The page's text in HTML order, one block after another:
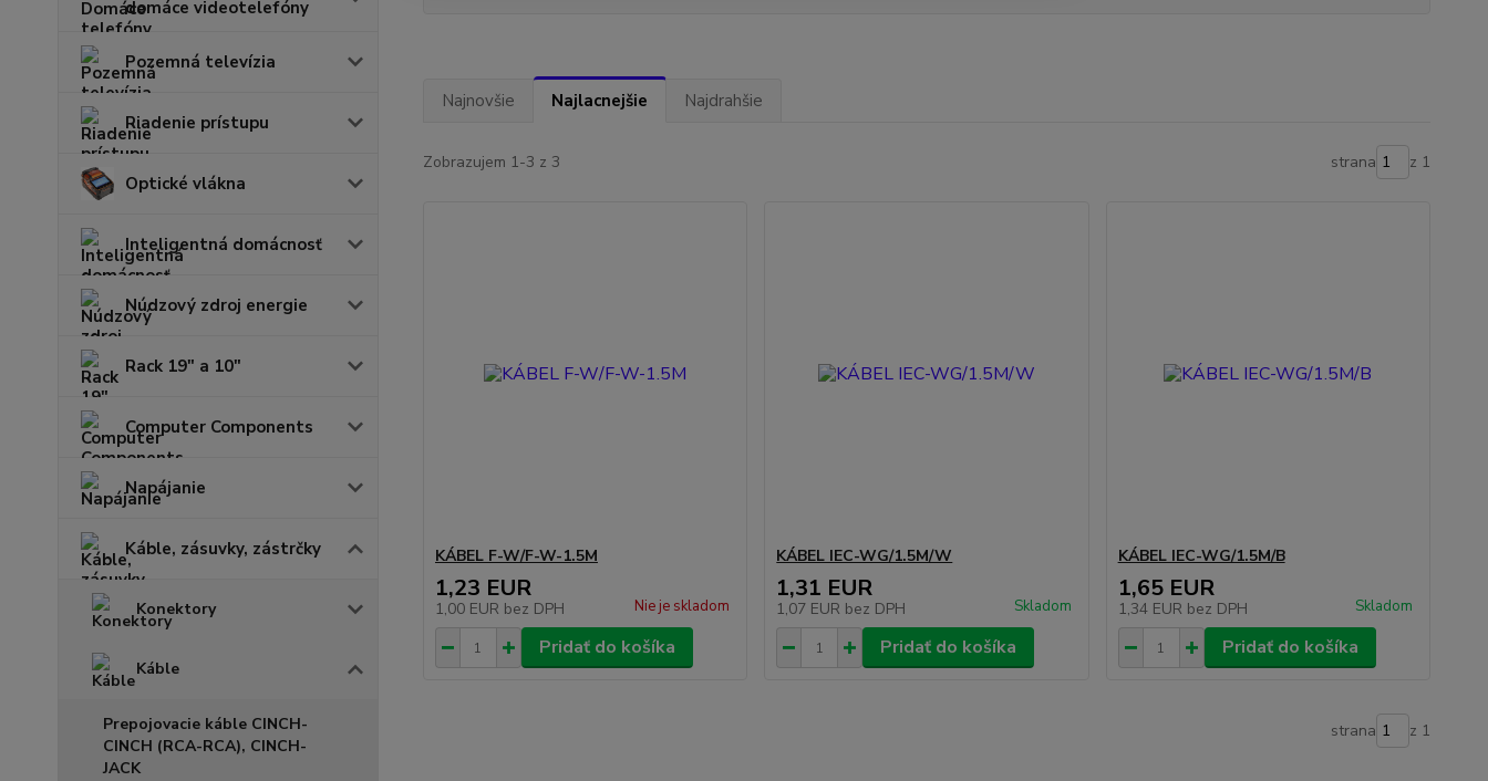
domáce videotelefóny
Pozemná televízia
Riadenie prístupu
Optické vlákna
Inteligentná domácnosť
Núdzový zdroj energie
Rack 19" a 10"
Computer Components
Napájanie
Káble, zásuvky, zástrčky
Konektory
Káble
Prepojovacie káble CINCH-
CINCH (RCA-RCA), CINCH-
JACK
Najnovšie Najlacnejšie Najdrahšie
Zobrazujem 1-3 z 3 strana z 1
KÁBEL F-W/F-W-1.5M
1,23 EUR
1,00 EUR bez DPH Nie je skladom
Pridať do košíka
KÁBEL IEC-WG/1.5M/W
1,31 EUR
1,07 EUR bez DPH Skladom
Pridať do košíka
KÁBEL IEC-WG/1.5M/B
1,65 EUR
1,34 EUR bez DPH Skladom
Pridať do košíka
strana z 1